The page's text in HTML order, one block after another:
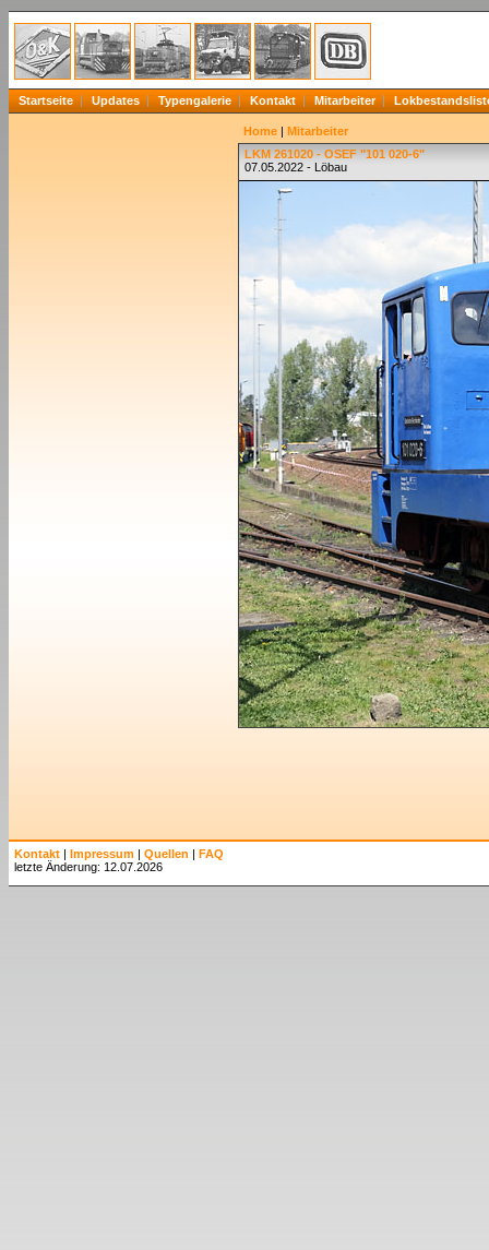
Startseite Updates Typengalerie Kontakt Mitarbeiter
Home | Mitarbeiter
LKM 261020 - OSEF "101 020-6"
07.05.2022 - Löbau
Kontakt | Impressum | Quellen | FAQ
letzte Änderung: 12.07.2026